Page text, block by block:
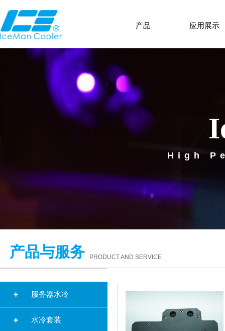
High
产品与服务 PRODUCT AND SERVICE
服务器水冷
水冷套装
产品 应用展示